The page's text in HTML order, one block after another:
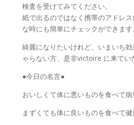
検査を受けてみてください。
紙で出るのではなく携帯のアドレ
な時にも簡単にチェックができます
綺麗になりたいけれど、いまいち
ゃらない方、是非victoire に来てい
●今日の名言●
おいしくて体に悪いものを食べて病
まずくても体に良いものを食べて健